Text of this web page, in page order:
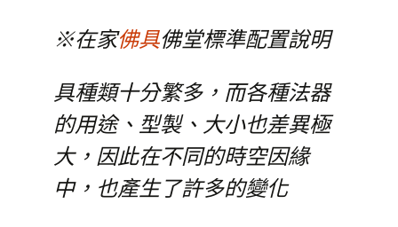
※在家佛具佛堂標準配置說明
具種類十分繁多，而各種法器
的用途、型製、大小也差異極
大，因此在不同的時空因緣
中，也產生了許多的變化